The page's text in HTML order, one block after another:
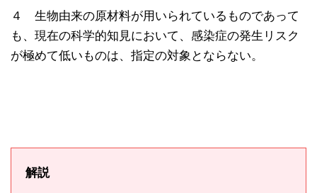
４ 生物由来の原材料が用いられているものであって
も、現在の科学的知見において、感染症の発生リスク
が極めて低いものは、指定の対象とならない。
解説